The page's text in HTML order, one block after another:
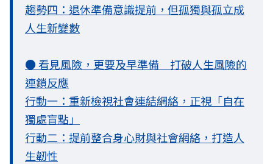
趨勢四：退休準備意識提前，但孤獨與孤立成
人生新變數
● 看見風險，更要及早準備 打破人生風險的
連鎖反應
行動一：重新檢視社會連結網絡，正視「自在
獨處盲點」
行動二：提前整合身心財與社會網絡，打造人
生韌性